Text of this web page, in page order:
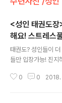
<성인 태권도장
해요! 스트레스
태권도? 성인들이
들만 입장가능! 진지
0 0 2018.